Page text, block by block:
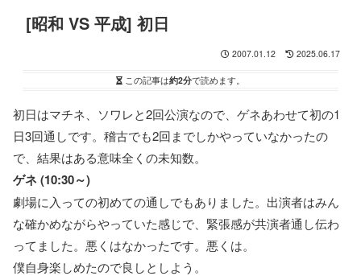
[昭和 VS 平成] 初日
2007.01.12 2025.06.17
この記事は約2分で読めます。
初日はマチネ、ソワレと2回公演なので、ゲネあわせて初の1
日3回通しです。稽古でも2回までしかやっていなかったの
で、結果はある意味全くの未知数。
ゲネ (10:30～)
劇場に入っての初めての通しでもありました。出演者はみん
な確かめながらやっていた感じで、緊張感が共演者通し伝わ
ってました。悪くはなかったです。悪くは。
僕自身楽しめたので良しとしよう。